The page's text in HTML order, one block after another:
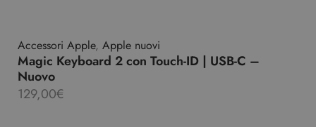
Accessori Apple, Apple nuovi
Magic Keyboard 2 con Touch-ID | USB-C –
Nuovo
129,00€